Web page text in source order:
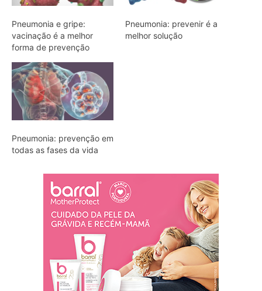
Pneumonia e gripe:
vacinação é a melhor
forma de prevenção
Pneumonia: prevenir é a
melhor solução
Pneumonia: prevenção em
todas as fases da vida